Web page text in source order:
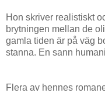
Hon skriver realistiskt
brytningen mellan de
gamla tiden är på väg
stanna. En sann
Flera av hennes